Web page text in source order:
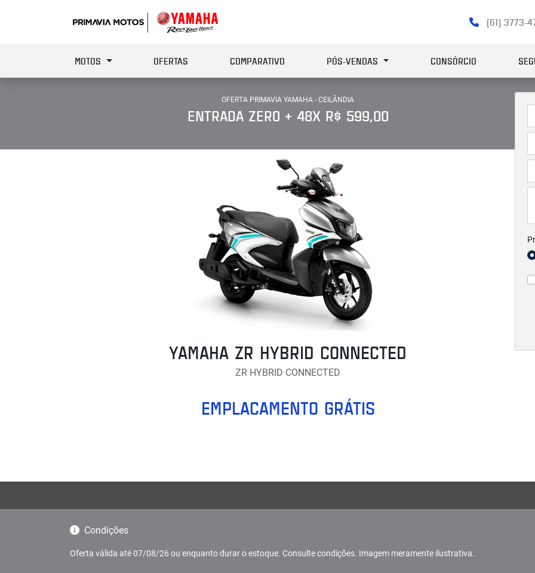
(61) 3773-
MOTOS OFERTAS COMPARATIVO PÓS-VENDAS CONSÓRCIO
OFERTA PRIMAVIA YAMAHA - CEILÂNDIA
ENTRADA ZERO + 48X R$ 599,00
YAMAHA ZR HYBRID CONNECTED
ZR HYBRID CONNECTED
EMPLACAMENTO GRÁTIS
Condições
Oferta válida até 07/08/26 ou enquanto durar o estoque. Consulte condições. Imagem meramente ilustrativa.